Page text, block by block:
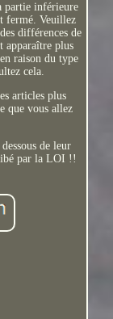
partie inférieure
fermé. Veuillez
différences de
apparaître plus
raison du type
cela.
articles plus
que vous allez
de leur
par la LOI !!